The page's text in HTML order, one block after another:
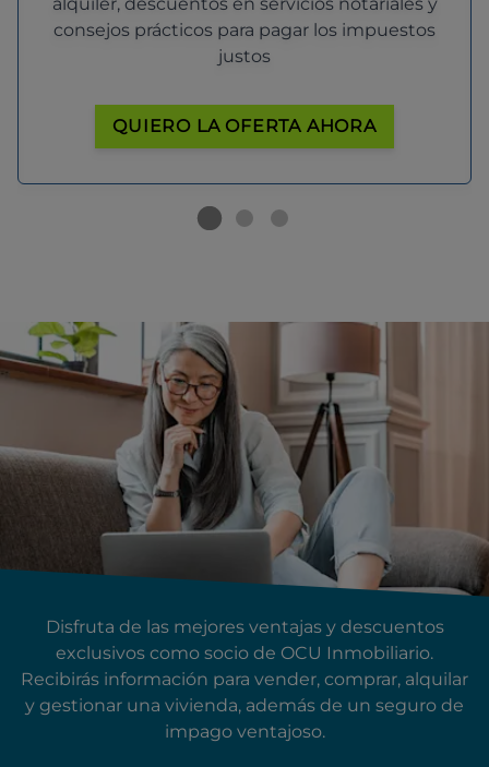
consejos prácticos para pagar los impuestos
justos
QUIERO LA OFERTA AHORA
Disfruta de las mejores ventajas y descuentos
exclusivos como socio de OCU Inmobiliario.
Recibirás información para vender, comprar, alquilar
y gestionar una vivienda, además de un seguro de
impago ventajoso.